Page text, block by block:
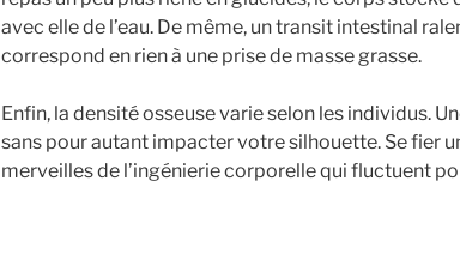
avec elle de l’eau. De même, un transit intestinal
correspond en rien à une prise de masse grasse.
Enfin, la densité osseuse varie selon les individus.
sans pour autant impacter votre silhouette. Se fier
merveilles de l’ingénierie corporelle qui fluctuent